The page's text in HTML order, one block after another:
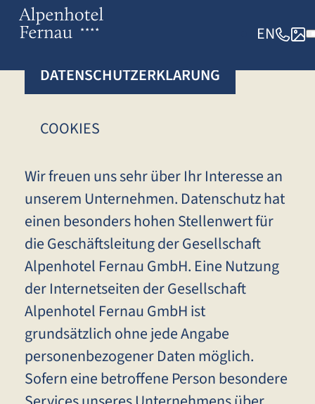
EN
DATENSCHUTZERKLÄRUNG
COOKIES
Wir freuen uns sehr über Ihr Interesse an
unserem Unternehmen. Datenschutz hat
einen besonders hohen Stellenwert für
die Geschäftsleitung der Gesellschaft
Alpenhotel Fernau GmbH. Eine Nutzung
der Internetseiten der Gesellschaft
Alpenhotel Fernau GmbH ist
grundsätzlich ohne jede Angabe
personenbezogener Daten möglich.
Sofern eine betroffene Person besondere